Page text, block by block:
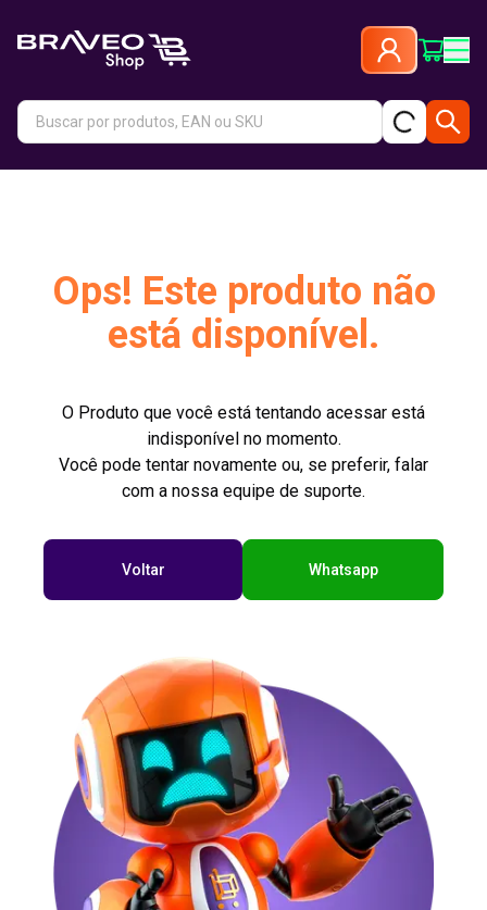
Ops! Este produto não
está disponível.
O Produto que você está tentando acessar está
indisponível no momento.
Você pode tentar novamente ou, se preferir, falar
com a nossa equipe de suporte.
Voltar Whatsapp